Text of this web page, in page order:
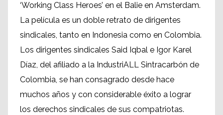
‘Working Class Heroes’ en el Balie en Amsterdam.
La película es un doble retrato de dirigentes
sindicales, tanto en Indonesia como en Colombia.
Los dirigentes sindicales Said Iqbal e Igor Karel
Díaz, del afiliado a la IndustriALL Sintracarbón de
Colombia, se han consagrado desde hace
muchos años y con considerable éxito a lograr
los derechos sindicales de sus compatriotas.